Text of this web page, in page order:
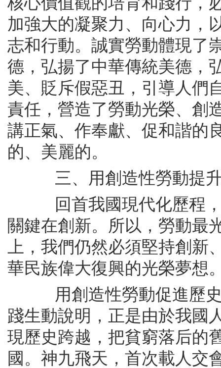
加強大的凝聚力、向心力，
志和行動。誠實勞動體現了
德，弘揚了中華傳統美德，
美、貶斥假惡丑，引導人們
責任，營造了勞動光榮、創
講正氣、作奉獻、促和諧的
的、美麗的。
三、用創造性勞動提升
回首我國現代化歷程，
關鍵在創新。所以，勞動最
上，我們仍然必須堅持創
華民族偉大復興的光榮夢想
用創造性勞動促進歷史
踐生動說明，正是由於我國
現歷史跨越，把貧窮落后的
國。神九飛天，首次載人交